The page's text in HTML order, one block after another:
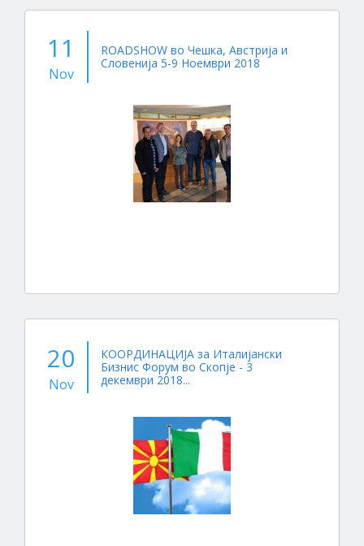
11
Nov
ROADSHOW во Чешка, Австрија и
Словенија 5-9 Ноември 2018
20
Nov
КООРДИНАЦИЈА за Италијански
Бизнис Форум во Скопје - 3
декември 2018...